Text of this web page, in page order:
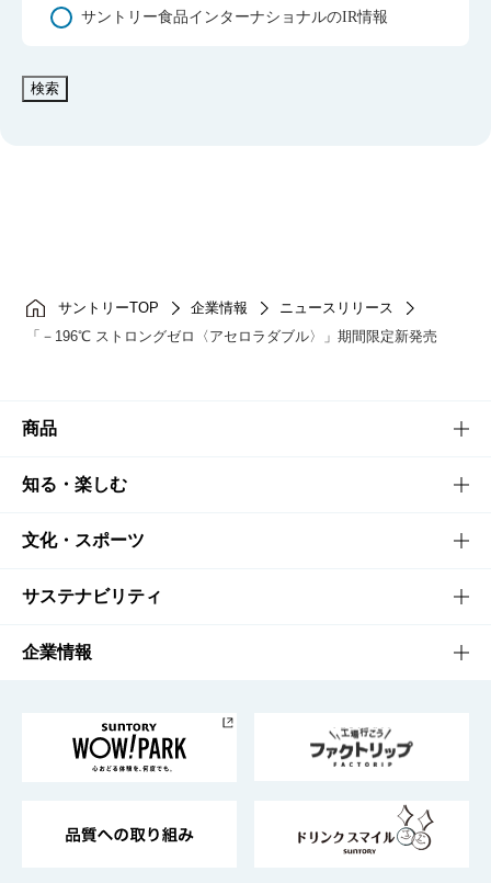
サントリーTOP 企業情報
ニュースリリース
「－196℃ ストロングゼロ〈アセロラダブル〉」期間限定新発売
サントリー食品インターナショナルのIR情報
検索
商品
商品TOP
商品一覧
商品発売情報
栄養成分一覧
知る・楽しむ
知る・楽しむTOP
キャンペーン
工場見学
地域情報
文化・スポーツ
文化・スポーツTOP
サントリーホール
サントリーサンバーズ大阪
サステナビリティ
サステナビリティTOP
サントリーが考えるサステナビリティ経営
企業情報
企業概要